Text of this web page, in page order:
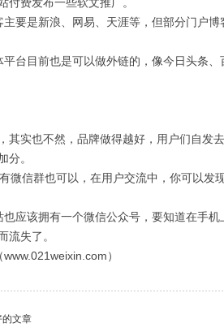
是新浪、网易、天涯等，但部分门户博
目前也是可以做外链的，像今日头条、
实也不然，品牌做得越好，用户们自发
分。
信群也可以，在用户交流中，你可以发
该拥有一个微信公众号，要知道在手机
流失了。
）
文章